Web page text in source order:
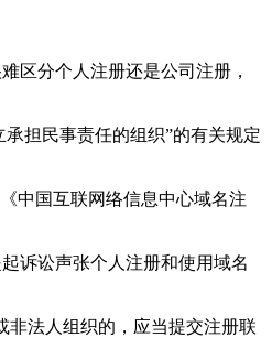
区分个人注册还是公司注册，
担民事责任的组织”的有关规定
中国互联网络信息中心域名注
诉讼声张个人注册和使用域名
非法人组织的，应当提交注册联